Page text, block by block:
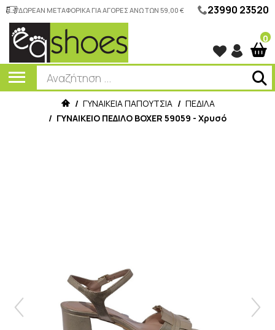
ΔΩΡΕΑΝ ΜΕΤΑΦΟΡΙΚΑ ΓΙΑ ΑΓΟΡΕΣ ΑΝΩ ΤΩΝ 59,00 € 23990 23520
0
/ ΓΥΝΑΙΚΕΙΑ ΠΑΠΟΥΤΣΙΑ / ΠΕΔΙΛΑ
/ ΓΥΝΑΙΚΕΙΟ ΠΕΔΙΛΟ BOXER 59059 - Χρυσό